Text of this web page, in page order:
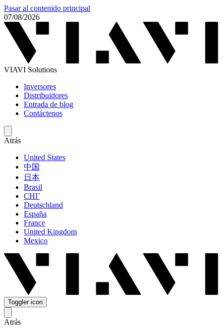
Pasar al contenido principal
07/08/2026
VIAVI Solutions
Inversores
Distribuidores
Entrada de blog
Contáctenos
Atrás
United States
中国
日本
Brasil
СНГ
Deutschland
España
France
United Kingdom
Mexico
Toggler icon
Atrás